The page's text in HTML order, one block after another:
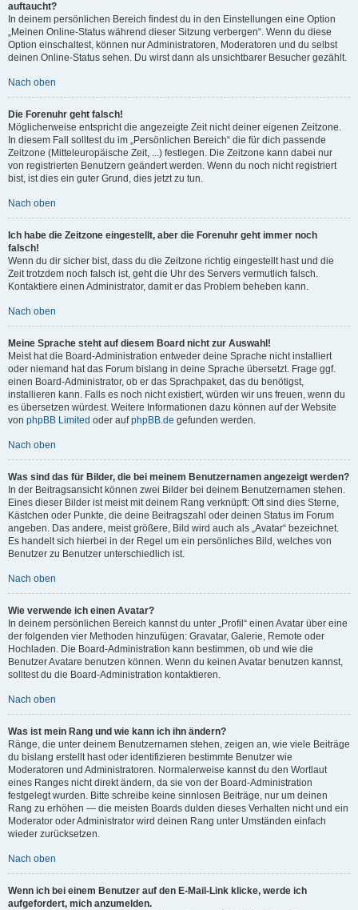
auftaucht?
In deinem persönlichen Bereich findest du in den Einstellungen eine Option
„Meinen Online-Status während dieser Sitzung verbergen“. Wenn du diese
Option einschaltest, können nur Administratoren, Moderatoren und du selbst
deinen Online-Status sehen. Du wirst dann als unsichtbarer Besucher gezählt.
Nach oben
Die Forenuhr geht falsch!
Möglicherweise entspricht die angezeigte Zeit nicht deiner eigenen Zeitzone.
In diesem Fall solltest du im „Persönlichen Bereich“ die für dich passende
Zeitzone (Mitteleuropäische Zeit, ...) festlegen. Die Zeitzone kann dabei nur
von registrierten Benutzern geändert werden. Wenn du noch nicht registriert
bist, ist dies ein guter Grund, dies jetzt zu tun.
Nach oben
Ich habe die Zeitzone eingestellt, aber die Forenuhr geht immer noch
falsch!
Wenn du dir sicher bist, dass du die Zeitzone richtig eingestellt hast und die
Zeit trotzdem noch falsch ist, geht die Uhr des Servers vermutlich falsch.
Kontaktiere einen Administrator, damit er das Problem beheben kann.
Nach oben
Meine Sprache steht auf diesem Board nicht zur Auswahl!
Meist hat die Board-Administration entweder deine Sprache nicht installiert
oder niemand hat das Forum bislang in deine Sprache übersetzt. Frage ggf.
einen Board-Administrator, ob er das Sprachpaket, das du benötigst,
installieren kann. Falls es noch nicht existiert, würden wir uns freuen, wenn du
es übersetzen würdest. Weitere Informationen dazu können auf der Website
von phpBB Limited oder aufphpBB.de gefunden werden.
Nach oben
Was sind das für Bilder, die bei meinem Benutzernamen angezeigt werden?
In der Beitragsansicht können zwei Bilder bei deinem Benutzernamen stehen.
Eines dieser Bilder ist meist mit deinem Rang verknüpft: Oft sind dies Sterne,
Kästchen oder Punkte, die deine Beitragszahl oder deinen Status im Forum
angeben. Das andere, meist größere, Bild wird auch als „Avatar“ bezeichnet.
Es handelt sich hierbei in der Regel um ein persönliches Bild, welches von
Benutzer zu Benutzer unterschiedlich ist.
Nach oben
Wie verwende ich einen Avatar?
In deinem persönlichen Bereich kannst du unter „Profil“ einen Avatar über eine
der folgenden vier Methoden hinzufügen: Gravatar, Galerie, Remote oder
Hochladen. Die Board-Administration kann bestimmen, ob und wie die
Benutzer Avatare benutzen können. Wenn du keinen Avatar benutzen kannst,
solltest du die Board-Administration kontaktieren.
Nach oben
Was ist mein Rang und wie kann ich ihn ändern?
Ränge, die unter deinem Benutzernamen stehen, zeigen an, wie viele Beiträge
du bislang erstellt hast oder identifizieren bestimmte Benutzer wie
Moderatoren und Administratoren. Normalerweise kannst du den Wortlaut
eines Ranges nicht direkt ändern, da sie von der Board-Administration
festgelegt wurden. Bitte schreibe keine sinnlosen Beiträge, nur um deinen
Rang zu erhöhen — die meisten Boards dulden dieses Verhalten nicht und ein
Moderator oder Administrator wird deinen Rang unter Umständen einfach
wieder zurücksetzen.
Nach oben
Wenn ich bei einem Benutzer auf den E-Mail-Link klicke, werde ich
aufgefordert, mich anzumelden.